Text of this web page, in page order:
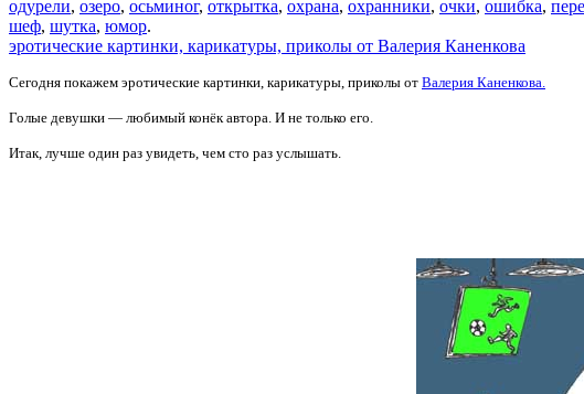
одурели, озеро, осьминог, открытка, охрана, охранники, очки, ошибка,
шеф, шутка, юмор.
эротические картинки, карикатуры, приколы от Валерия Каненкова
Сегодня покажем эротические картинки, карикатуры, приколы от Валерия Каненкова.
Голые девушки — любимый конёк автора. И не только его.
Итак, лучше один раз увидеть, чем сто раз услышать.